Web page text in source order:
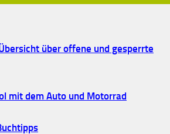
über offene und gesperrte
mit dem Auto und Motorrad